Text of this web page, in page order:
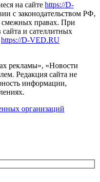
на сайте https://D-
с законодательством РФ,
смежных правах. При
и сателлитных
https://D-VED.RU
рекламы», «Новости
Редакция сайта не
информации,
организаций